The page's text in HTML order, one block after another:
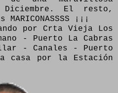
Diciembre. El resto,
¡¡¡
por Crta Vieja Los
- Puerto La Cabras
- Canales - Puerto
casa por la Estación